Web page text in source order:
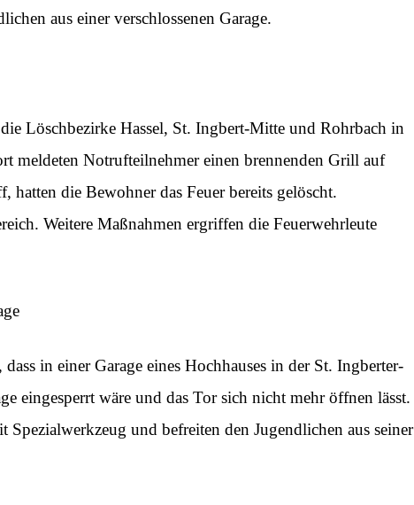
aus einer verschlossenen Garage.
Löschbezirke Hassel, St. Ingbert-Mitte und Rohrbach in
meldeten Notrufteilnehmer einen brennenden Grill auf
hatten die Bewohner das Feuer bereits gelöscht.
Weitere Maßnahmen ergriffen die Feuerwehrleute
in einer Garage eines Hochhauses in der St. Ingberter-
eingesperrt wäre und das Tor sich nicht mehr öffnen lässt.
Spezialwerkzeug und befreiten den Jugendlichen aus seiner